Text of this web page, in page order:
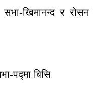
खिमानन्द र रोसन
पद्मा बिसि